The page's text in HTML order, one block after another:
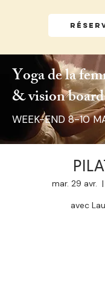
Yoga de la
& vision board
WEEK-END 8-10
mar. 29 avr.
  |
avec